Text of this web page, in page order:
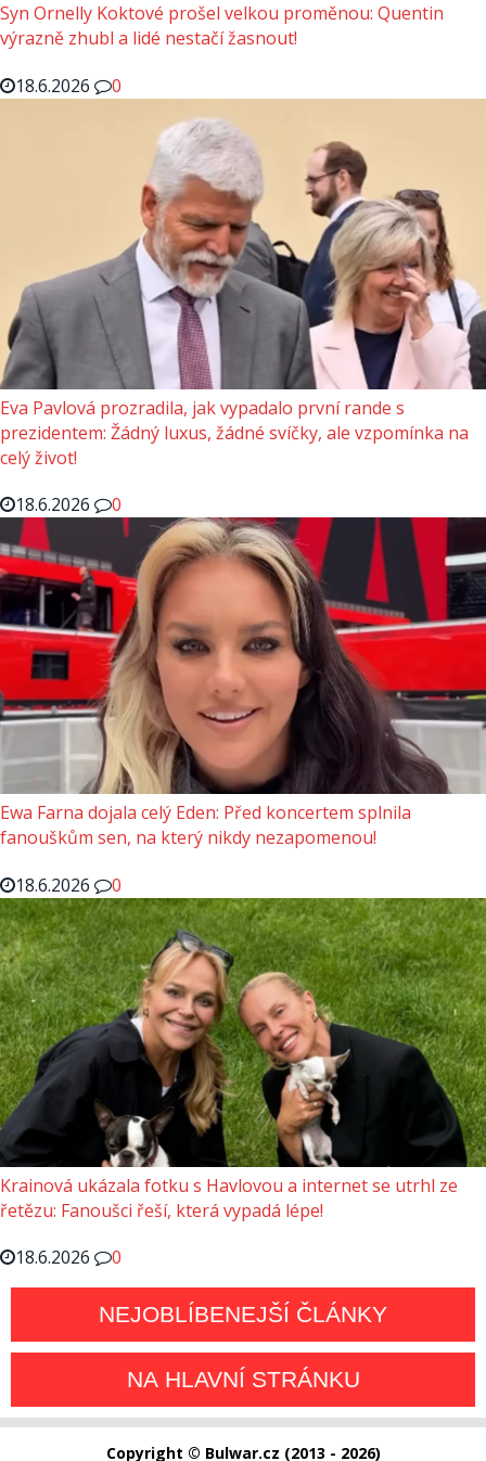
Syn Ornelly Koktové prošel velkou proměnou: Quentin
výrazně zhubl a lidé nestačí žasnout!
18.6.2026
0
Eva Pavlová prozradila, jak vypadalo první rande s
prezidentem: Žádný luxus, žádné svíčky, ale vzpomínka na
celý život!
18.6.2026
0
Ewa Farna dojala celý Eden: Před koncertem splnila
fanouškům sen, na který nikdy nezapomenou!
18.6.2026
0
Krainová ukázala fotku s Havlovou a internet se utrhl ze
řetězu: Fanoušci řeší, která vypadá lépe!
18.6.2026
0
NEJOBLÍBENEJŠÍ ČLÁNKY
NA HLAVNÍ STRÁNKU
Copyright © Bulwar.cz (2013 - 2026)